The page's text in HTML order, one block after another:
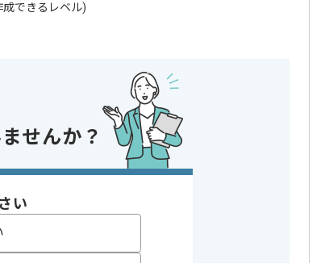
できるレベル)
築経験)
)
ます！まずはお気軽にご相談ください！
せんか？
い